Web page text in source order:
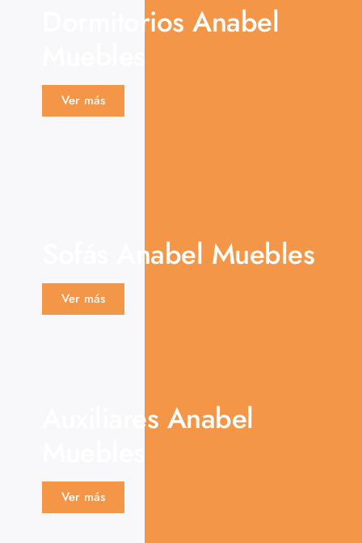
Dormitorios Anabel
Ver más
Sofás Anabel Muebles
Ver más
Auxiliares Anabel
Ver más